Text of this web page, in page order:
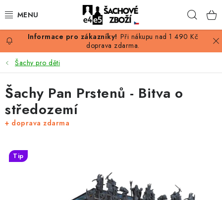
na
AKCE
ŠACHY
ŠACHOVÉ FIGURKY
ŠACHOVNICE
ŠACHOVÝ ANTIKVARIÁT
Při nákupu nad 1 490 Kč
doprava zdarma.
Šachy pro děti
Šachy Pan Prstenů - Bitva o
středozemí
+ doprava zdarma
Tip